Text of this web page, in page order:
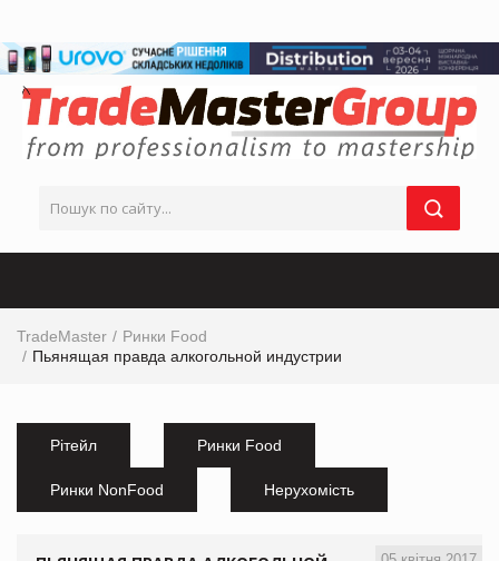
TradeMaster
Ринки Food
Пьянящая правда алкогольной индустрии
Рітейл Ринки Food
Ринки NonFood Нерухомість